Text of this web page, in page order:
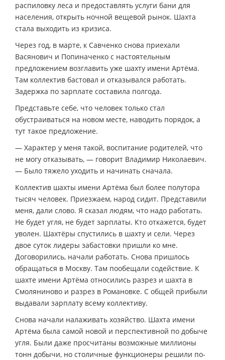
распиловку леса и предоставлять услуги бани для
населения, открыть ночной вещевой рынок. Шахта
стала выходить из кризиса.
Через год, в марте, к Савченко снова приехали
Васянович и Попиначенко с настоятельным
предложением возглавить уже шахту имени Артёма.
Там коллектив бастовал и отказывался работать.
Задержка по зарплате составила полгода.
Представьте себе, что человек только стал
обустраиваться на новом месте, наводить порядок, а
тут такое предложение.
— Характер у меня такой, воспитание родителей, что
не могу отказывать, — говорит Владимир Николаевич.
— Было тяжело уходить и начинать сначала.
Коллектив шахты имени Артёма был более полутора
тысяч человек. Приезжаем, народ сидит. Представили
меня, дали слово. Я сказал людям, что надо работать.
Не будет угля, не будет зарплаты. Кто откажется, будет
уволен. Шахтёры спустились в шахту и сели. Через
двое суток лидеры забастовки пришли ко мне.
Договорились, начали работать. Снова пришлось
обращаться в Москву. Там пообещали содействие. К
шахте имени Артёма относились разрез и шахта в
Смоляниново и разрез в Романовке. С общей прибыли
выдавали зарплату всему коллективу.
Снова начали налаживать хозяйство. Шахта имени
Артёма была самой новой и перспективной по добыче
угля. Были даже просчитаны возможные миллионы
тонн добычи, но столичные функционеры решили по-